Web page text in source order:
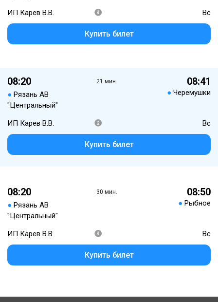
ИП Карев В.В. Вс
Купить билет
08:20
● Рязань АВ
"Центральный"
21 мин. 08:41
● Черемушки
ИП Карев В.В. Вс
Купить билет
08:20
● Рязань АВ
"Центральный"
30 мин. 08:50
● Рыбное
ИП Карев В.В. Вс
Купить билет